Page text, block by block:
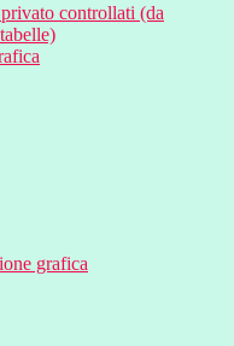
controllati (da
grafica